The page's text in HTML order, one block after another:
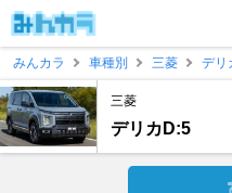
みんカラ
車種別 三菱 デリ
三菱
デリカD:5